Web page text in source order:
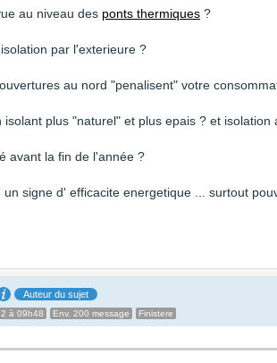
au niveau des ponts thermiques ?
par l'exterieure ?
au nord "penalisent" votre
isolant plus "naturel" et plus epais ? et isolation
avant la fin de l'année ?
un signe d' efficacite energetique ... surtout
Auteur du sujet
à 09h48 Env. 200 message Finistere